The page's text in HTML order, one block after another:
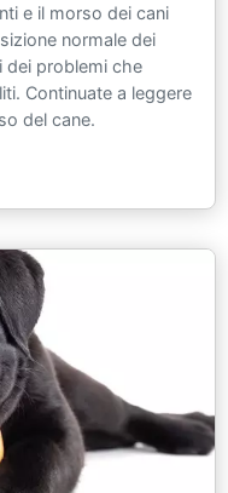
e il morso dei cani
normale dei
dei problemi che
Continuate a leggere
del cane.